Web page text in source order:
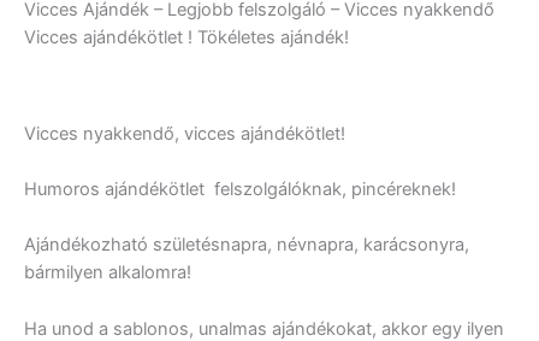
Vicces Ajándék – Legjobb felszolgáló – Vicces nyakkendő
Vicces ajándékötlet ! Tökéletes ajándék!
Vicces nyakkendő, vicces ajándékötlet!
Humoros ajándékötlet felszolgálóknak, pincéreknek!
Ajándékozható születésnapra, névnapra, karácsonyra,
bármilyen alkalomra!
Ha unod a sablonos, unalmas ajándékokat, akkor egy ilyen